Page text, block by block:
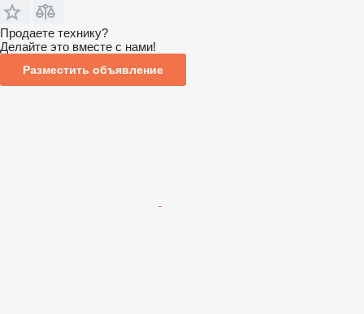
Продаете технику?
Делайте это вместе с нами!
Разместить объявление